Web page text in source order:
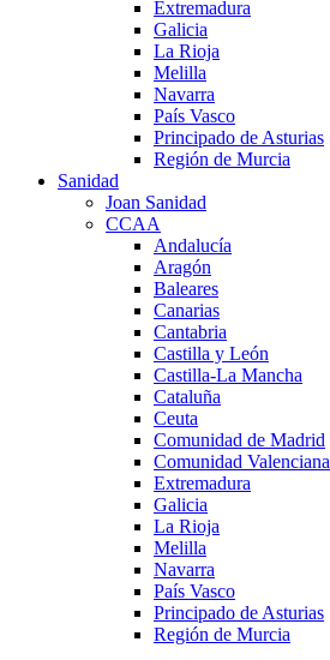
Extremadura
Galicia
La Rioja
Melilla
Navarra
País Vasco
Principado de Asturias
Región de Murcia
Sanidad
Joan Sanidad
CCAA
Andalucía
Aragón
Baleares
Canarias
Cantabria
Castilla y León
Castilla-La Mancha
Cataluña
Ceuta
Comunidad de Madrid
Comunidad Valenciana
Extremadura
Galicia
La Rioja
Melilla
Navarra
País Vasco
Principado de Asturias
Región de Murcia